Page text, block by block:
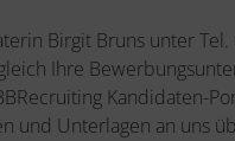
Birgit Bruns unter
Ihre
Kandidaten-
und Unterlagen an uns